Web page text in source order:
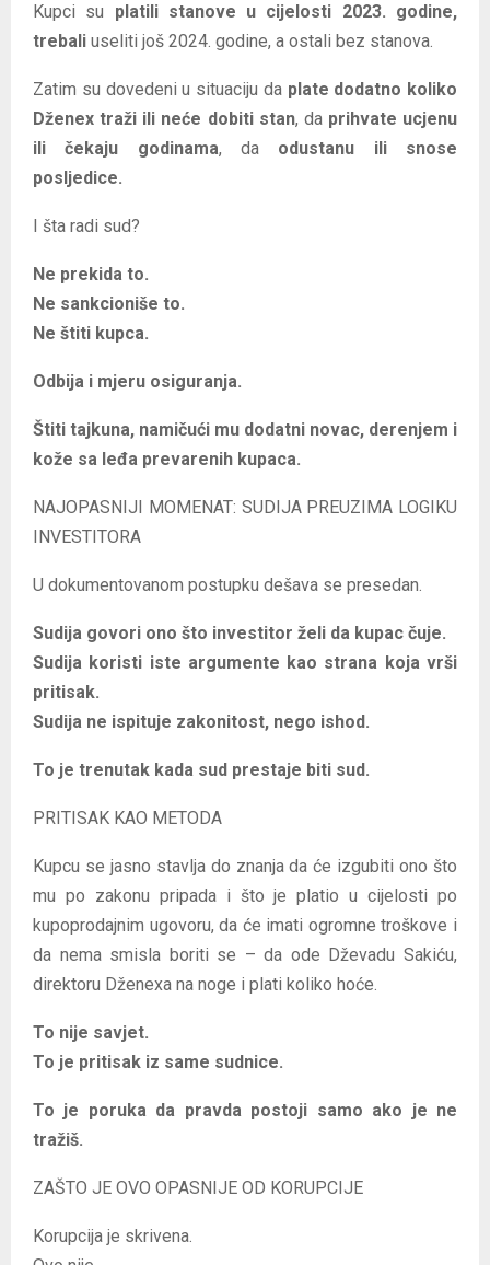
Kupci su platili stanove u cijelosti 2023. godine,
trebali useliti još 2024. godine, a ostali bez stanova.
Zatim su dovedeni u situaciju da plate dodatno koliko
Dženex traži ili neće dobiti stan, da prihvate ucjenu
ili čekaju godinama, da odustanu ili snose
posljedice.
I šta radi sud?
Ne prekida to.
Ne sankcioniše to.
Ne štiti kupca.
Odbija i mjeru osiguranja.
Štiti tajkuna, namičući mu dodatni novac, derenjem i
kože sa leđa prevarenih kupaca.
NAJOPASNIJI MOMENAT: SUDIJA PREUZIMA LOGIKU
INVESTITORA
U dokumentovanom postupku dešava se presedan.
Sudija govori ono što investitor želi da kupac čuje.
Sudija koristi iste argumente kao strana koja vrši
pritisak.
Sudija ne ispituje zakonitost, nego ishod.
To je trenutak kada sud prestaje biti sud.
PRITISAK KAO METODA
Kupcu se jasno stavlja do znanja da će izgubiti ono što
mu po zakonu pripada i što je platio u cijelosti po
kupoprodajnim ugovoru, da će imati ogromne troškove i
da nema smisla boriti se – da ode Dževadu Sakiću,
direktoru Dženexa na noge i plati koliko hoće.
To nije savjet.
To je pritisak iz same sudnice.
To je poruka da pravda postoji samo ako je ne
tražiš.
ZAŠTO JE OVO OPASNIJE OD KORUPCIJE
Korupcija je skrivena.